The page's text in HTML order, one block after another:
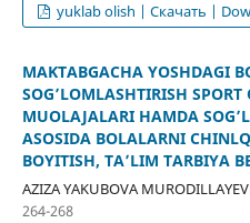
yuklab olish | Скачать |
MAKTABGACHA YOSHDAGI
SOGʼLOMLASHTIRISH
MUOLAJALARI HAMDA
ASOSIDA BOLALARNI
BOYITISH, TAʼLIM TARBIYA
AZIZA YAKUBOVA
264-268